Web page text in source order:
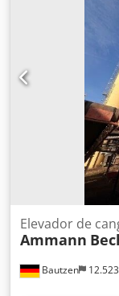
Bautzen
Elevador de
Ammann